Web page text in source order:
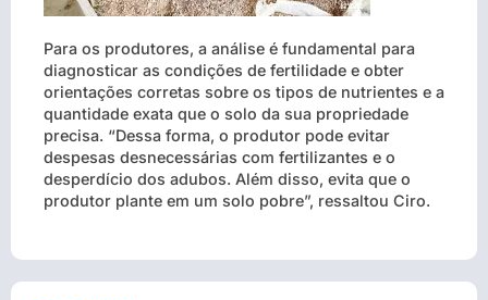
Para os produtores, a análise é fundamental para
diagnosticar as condições de fertilidade e obter
orientações corretas sobre os tipos de nutrientes e a
quantidade exata que o solo da sua propriedade
precisa. “Dessa forma, o produtor pode evitar
despesas desnecessárias com fertilizantes e o
desperdício dos adubos. Além disso, evita que o
produtor plante em um solo pobre”, ressaltou Ciro.